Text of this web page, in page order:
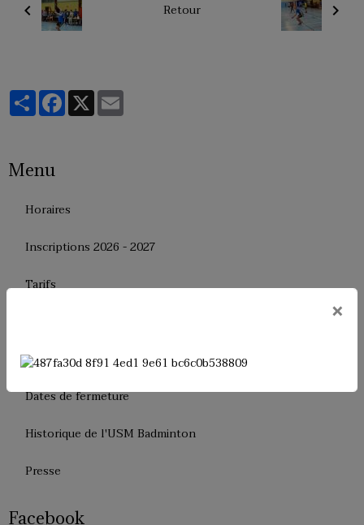
Retour
PartagerFacebook
X
Menu
Horaires
Inscriptions 2026 - 2027
Tarifs
Le bureau
Dates de fermeture
Historique de l'USM Badminton
Presse
Facebook
×